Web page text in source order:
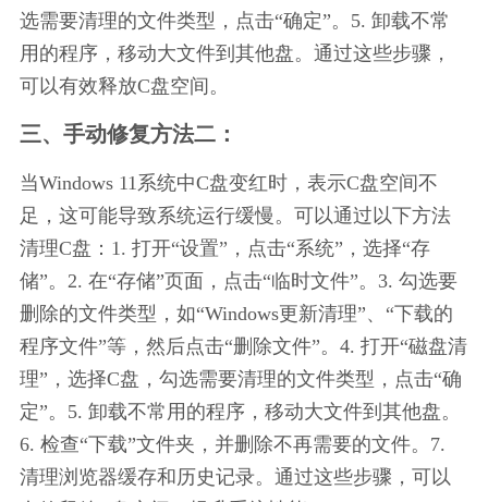
选需要清理的文件类型，点击“确定”。5. 卸载不常
用的程序，移动大文件到其他盘。通过这些步骤，
可以有效释放C盘空间。
三、手动修复方法二：
当Windows 11系统中C盘变红时，表示C盘空间不
足，这可能导致系统运行缓慢。可以通过以下方法
清理C盘：1. 打开“设置”，点击“系统”，选择“存
储”。2. 在“存储”页面，点击“临时文件”。3. 勾选要
删除的文件类型，如“Windows更新清理”、“下载的
程序文件”等，然后点击“删除文件”。4. 打开“磁盘清
理”，选择C盘，勾选需要清理的文件类型，点击“确
定”。5. 卸载不常用的程序，移动大文件到其他盘。
6. 检查“下载”文件夹，并删除不再需要的文件。7.
清理浏览器缓存和历史记录。通过这些步骤，可以